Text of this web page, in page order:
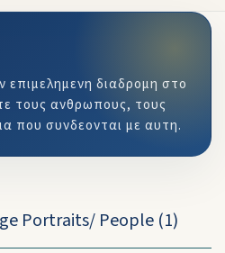
διαδρομη στο
τους ανθρωπους, τους
που συνδεονται με αυτη.
Portraits/ People (1)